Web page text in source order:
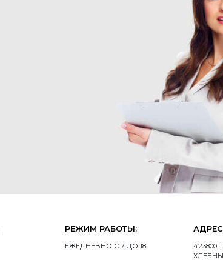
РЕЖИМ РАБОТЫ:
ЕЖЕДНЕВНО С 7 ДО 18